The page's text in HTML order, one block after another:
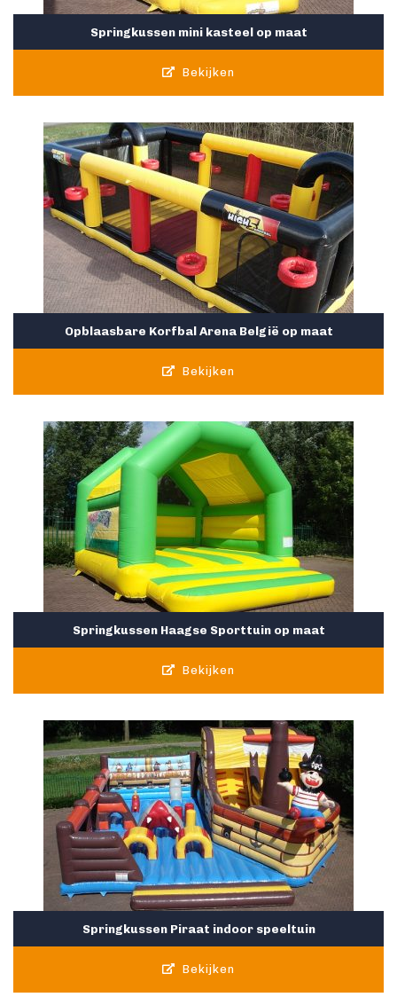
Springkussen mini kasteel op maat
Bekijken
Opblaasbare Korfbal Arena België op maat
Bekijken
Springkussen Haagse Sporttuin op maat
Bekijken
Springkussen Piraat indoor speeltuin
Bekijken